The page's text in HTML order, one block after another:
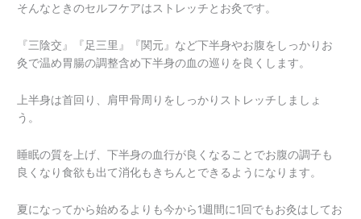
そんなときのセルフケアはストレッチとお灸です。
『三陰交』『足三里』『関元』など下半身やお腹をしっかりお
灸で温め胃腸の調整含め下半身の血の巡りを良くします。
上半身は首回り、肩甲骨周りをしっかりストレッチしましょ
う。
睡眠の質を上げ、下半身の血行が良くなることでお腹の調子も
良くなり食欲も出て消化もきちんとできるようになります。
夏になってから始めるよりも今から1週間に1回でもお灸はしてお